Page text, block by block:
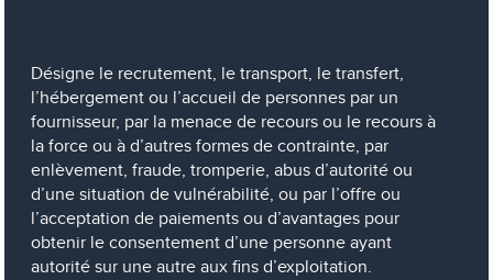
Désigne le recrutement, le transport, le transfert,
l’hébergement ou l’accueil de personnes par un
fournisseur, par la menace de recours ou le recours à
la force ou à d’autres formes de contrainte, par
enlèvement, fraude, tromperie, abus d’autorité ou
d’une situation de vulnérabilité, ou par l’offre ou
l’acceptation de paiements ou d’avantages pour
obtenir le consentement d’une personne ayant
autorité sur une autre aux fins d’exploitation.